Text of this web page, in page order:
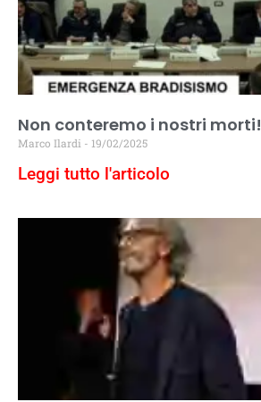
Non conteremo i nostri morti!
Marco Ilardi 19/02/2025
Leggi tutto l'articolo